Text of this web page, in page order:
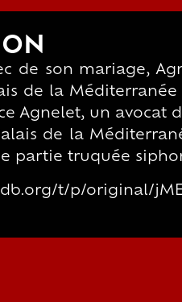
de son mariage,
de la
Agnelet, un avocat
de la
partie truquée
t/p/original/